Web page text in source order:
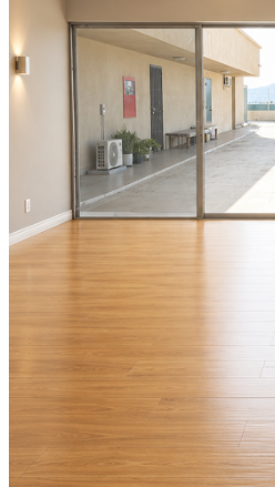
minky
합
체
러
약
우
즐
아
탑-